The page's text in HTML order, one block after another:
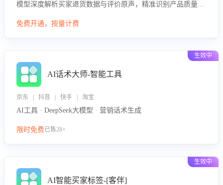
模型深度解析买家退货数据与评价原声，精准识别产品质量、
议，通过挖掘用户痛点驱动产品迭代，从根本上降低退货率，
免费开通，按量计费
生效中
AI话术大师-智能工具
京东 | 抖音 | 快手 | 淘宝
AI工具 · DeepSeek大模型 · 营销话术生成
限时免费已售28+
生效中
AI智能买家标签-[客伴]